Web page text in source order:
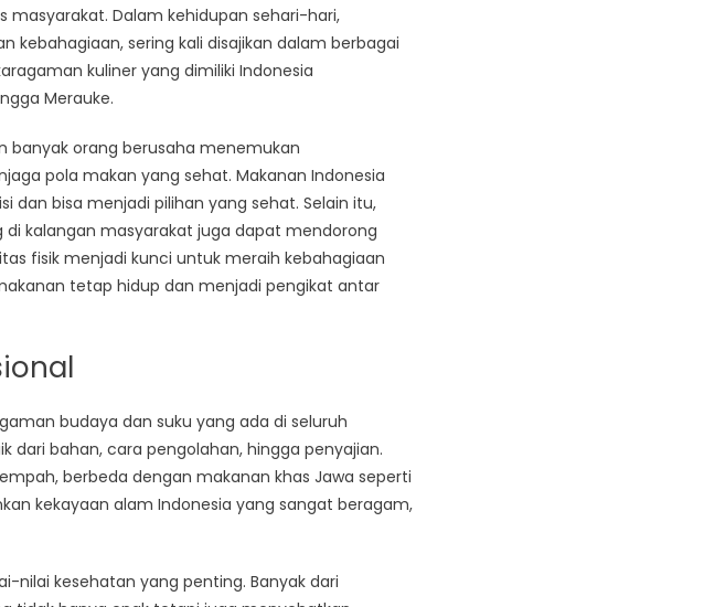
Dalam kehidupan sehari-hari,
kebahagiaan, sering kali disajikan dalam berbagai
kuliner yang dimiliki Indonesia
Merauke.
banyak orang berusaha menemukan
pola makan yang sehat. Makanan Indonesia
dan bisa menjadi pilihan yang sehat. Selain itu,
kalangan masyarakat juga dapat mendorong
fisik menjadi kunci untuk meraih kebahagiaan
tetap hidup dan menjadi pengikat antar
budaya dan suku yang ada di seluruh
dari bahan, cara pengolahan, hingga penyajian.
berbeda dengan makanan khas Jawa seperti
kekayaan alam Indonesia yang sangat beragam,
nilai kesehatan yang penting. Banyak dari